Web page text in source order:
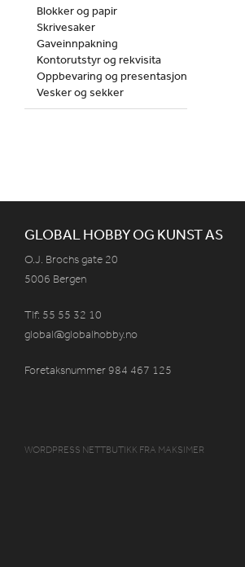
Blokker og papir
Skrivesaker
Gaveinnpakning
Kontorutstyr og rekvisita
Oppbevaring og presentasjon
Vesker og sekker
GLOBAL HOBBY OG KUNST AS
O.J. Brochs gate 20
5006 Bergen
Tlf: 55 55 32 10
global@globalhobby.no
Foretaksnummer 984 467 125
WORDPRESS NETTBUTIKK FRA MAKSIMER